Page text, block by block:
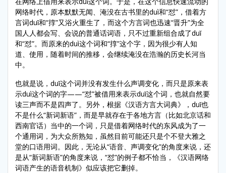
网络时代，原本默默无闻、淹没在古书里的duì和“怼”，借着方
言词duǐ和“㨃”又浴火重生了，而这个方言词也迅速“晋升”为全
国人人都会写、会说的普通话词语，只不过重新组合成了duǐ
和“怼”。而原来的duì这个词和“㨃”这个字，因为很少有人知
道、使用，随着时间的推移，会继续淹没在浩瀚的历史长河当
中。
也就是说，duǐ这个词并没有发生什么声调变化，而只是原来表
示duì这个词的字——“怼”被借用来表示duǐ这个词，也就自然要
读三声而不是四声了。另外，根据《汉语方言大词典》，duǐ也
不是什么“新词新语”，而是早就存在于各地方言（比如北京话和
西南官话）当中的一个词，只是借着网络时代的东风成为了一
个通用词，为大众所熟知，虽然目前可能还只是个不登大雅之
堂的口语用词。因此，无论从“语音、声调变化”的角度来说，还
是从“新词新语”的角度来说，“怼”的例子都不恰当，《汉语网络
词语产生的语音机制》似应该把它删掉。